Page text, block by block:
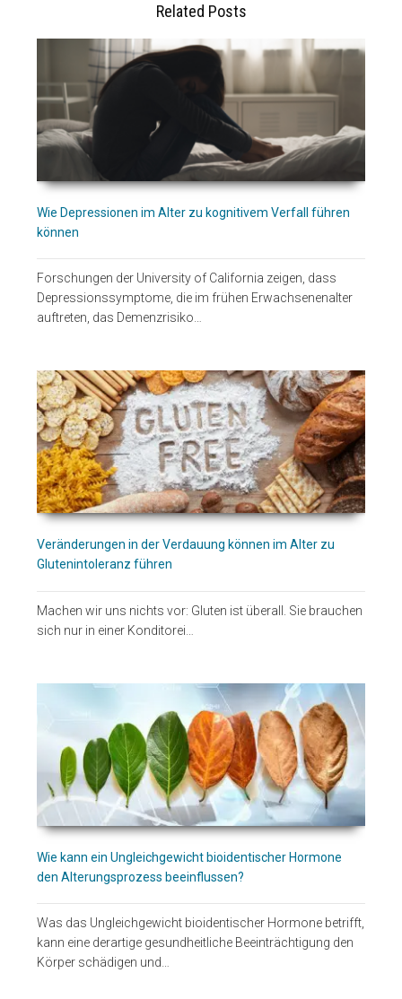
Related Posts
Wie Depressionen im Alter zu kognitivem Verfall führen
können
Forschungen der University of California zeigen, dass
Depressionssymptome, die im frühen Erwachsenenalter
auftreten, das Demenzrisiko…
Veränderungen in der Verdauung können im Alter zu
Glutenintoleranz führen
Machen wir uns nichts vor: Gluten ist überall. Sie brauchen
sich nur in einer Konditorei…
Wie kann ein Ungleichgewicht bioidentischer Hormone
den Alterungsprozess beeinflussen?
Was das Ungleichgewicht bioidentischer Hormone betrifft,
kann eine derartige gesundheitliche Beeinträchtigung den
Körper schädigen und…